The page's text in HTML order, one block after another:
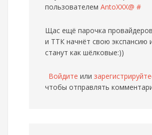
пользователем AntoXXX@ #
Щас ещё парочка
и ТТК начнёт свою экспансию
станут как шёлковые:))
Войдите или
чтобы отправлять